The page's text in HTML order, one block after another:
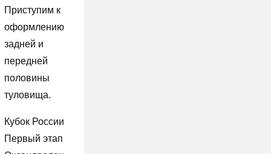
Приступим к
оформлению
задней и
передней
половины
туловища.
Кубок России
Первый этап